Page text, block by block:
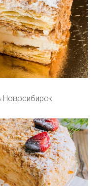
Новосибирск